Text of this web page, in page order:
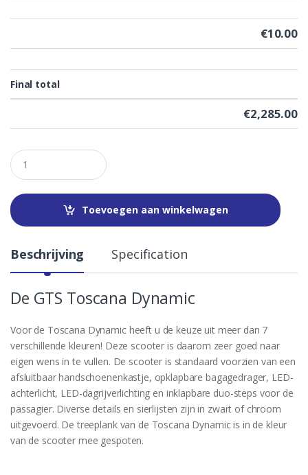
€10.00
Final total
€2,285.00
Q
u
a
t
i
Toevoegen aan winkelwagen
Beschrijving Specification
De GTS Toscana Dynamic
Voor de Toscana Dynamic heeft u de keuze uit meer dan 7
verschillende kleuren! Deze scooter is daarom zeer goed naar
eigen wens in te vullen. De scooter is standaard voorzien van een
afsluitbaar handschoenenkastje, opklapbare bagagedrager, LED-
achterlicht, LED-dagrijverlichting en inklapbare duo-steps voor de
passagier. Diverse details en sierlijsten zijn in zwart of chroom
uitgevoerd. De treeplank van de Toscana Dynamic is in de kleur
van de scooter mee gespoten.